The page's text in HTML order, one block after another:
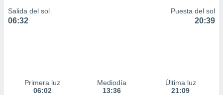
Salida del sol
06:32
Puesta del sol
20:39
Primera luz
06:02
Mediodía
13:36
Última luz
21:09